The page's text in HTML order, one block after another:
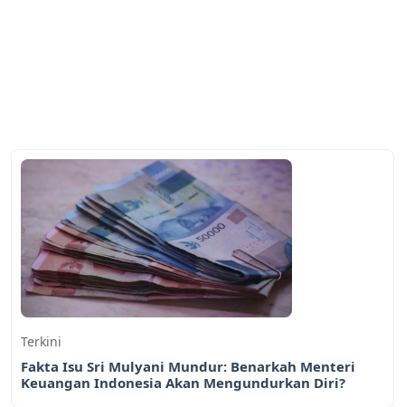
Terkini
Fakta Isu Sri Mulyani Mundur: Benarkah Menteri
Keuangan Indonesia Akan Mengundurkan Diri?